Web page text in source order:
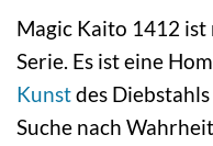
Magic Kaito 1412
Serie. Es ist eine
Kunstdes
Suche nach